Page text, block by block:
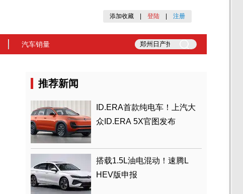
添加收藏 登陆 注册
汽车销量
推荐新闻
ID.ERA首款纯电车！上汽大
众ID.ERA 5X官图发布
搭载1.5L油电混动！速腾L
HEV版申报